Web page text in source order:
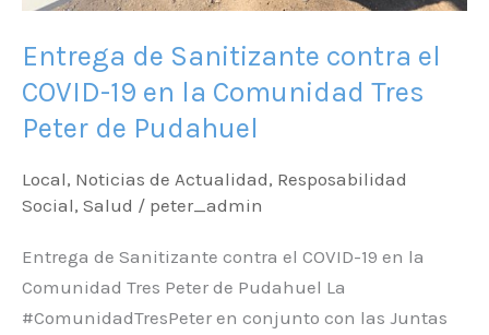
Entrega de Sanitizante contra el
COVID-19 en la Comunidad Tres
Peter de Pudahuel
Local, Noticias de Actualidad, Resposabilidad
Social, Salud / peter_admin
Entrega de Sanitizante contra el COVID-19 en la
Comunidad Tres Peter de Pudahuel La
#ComunidadTresPeter en conjunto con las Juntas